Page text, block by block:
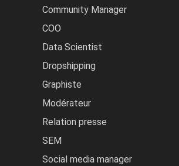
Community Manager
COO
Data Scientist
Dropshipping
Graphiste
Modérateur
Relation presse
SEM
Social media manager